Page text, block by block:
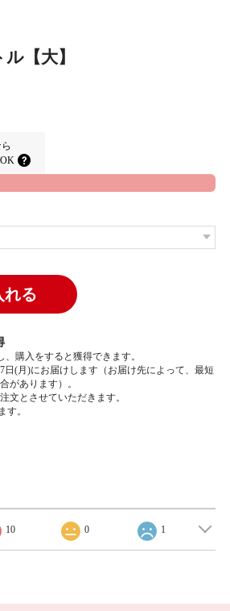
【大】
れる
、購入をすると獲得できます。
(月)にお届けします（お届け先によって、最短
があります）。
文とさせていただきます。
す。
10 0 1